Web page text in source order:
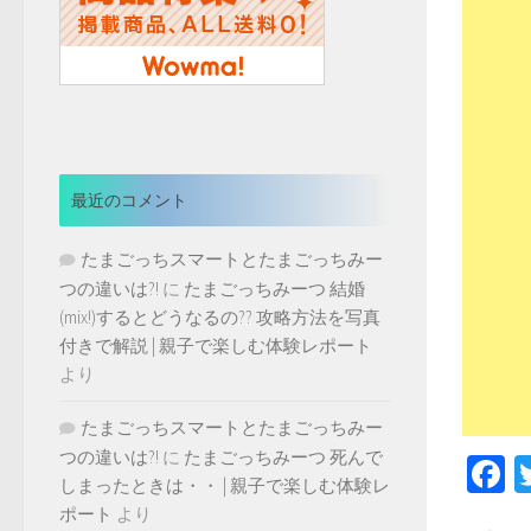
最近のコメント
たまごっちスマートとたまごっちみー
つの違いは?! に たまごっちみーつ 結婚
(mix!)するとどうなるの?? 攻略方法を写真
付きで解説 | 親子で楽しむ体験レポート
より
たまごっちスマートとたまごっちみー
つの違いは?! に たまごっちみーつ 死んで
しまったときは・・ | 親子で楽しむ体験レ
ポート より